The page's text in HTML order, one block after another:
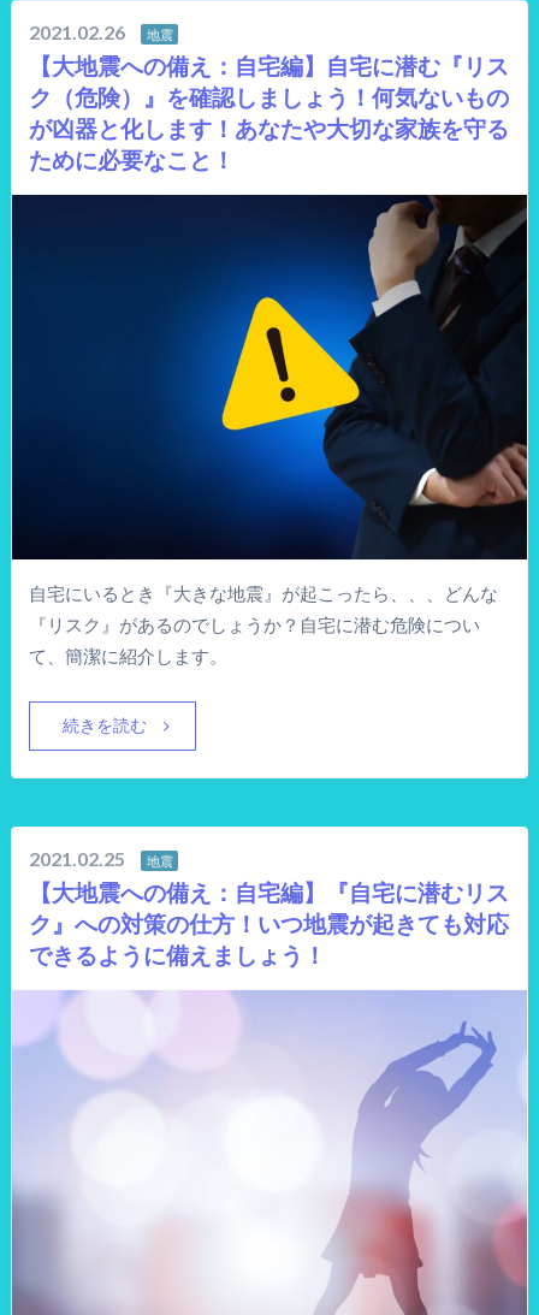
2021.02.26 地震
【大地震への備え：自宅編】自宅に潜む『リス
ク（危険）』を確認しましょう！何気ないもの
が凶器と化します！あなたや大切な家族を守る
ために必要なこと！
自宅にいるとき『大きな地震』が起こったら、、、どんな
『リスク』があるのでしょうか？自宅に潜む危険につい
て、簡潔に紹介します。
続きを読む
2021.02.25 地震
【大地震への備え：自宅編】『自宅に潜むリス
ク』への対策の仕方！いつ地震が起きても対応
できるように備えましょう！